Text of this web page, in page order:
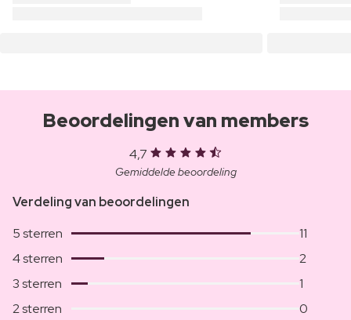
Beoordelingen van members
4,7
Gemiddelde beoordeling
Verdeling van beoordelingen
5 sterren
11
4 sterren
2
3 sterren
1
2 sterren
0